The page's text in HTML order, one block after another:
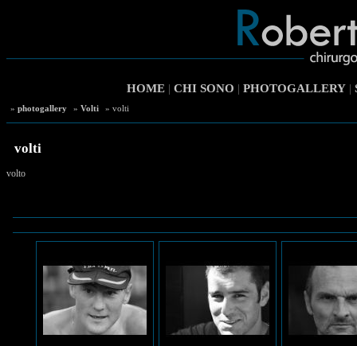
HOME| CHI SONO | PHOTOGALLERY|
» photogallery » Volti » volti
volti
volto